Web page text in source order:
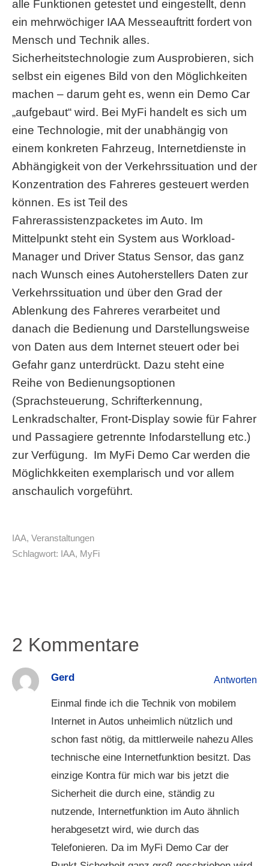
alle Funktionen getestet und eingestellt, denn
ein mehrwöchiger IAA Messeauftritt fordert von
Mensch und Technik alles.
Sicherheitstechnologie zum Ausprobieren, sich
selbst ein eigenes Bild von den Möglichkeiten
machen – darum geht es, wenn ein Demo Car
„aufgebaut“ wird. Bei MyFi handelt es sich um
eine Technologie, mit der unabhängig von
einem konkreten Fahrzeug, Internetdienste in
Abhängigkeit von der Verkehrssituation und der
Konzentration des Fahreres gesteuert werden
können. Es ist Teil des
Fahrerassistenzpacketes im Auto. Im
Mittelpunkt steht ein System aus Workload-
Manager und Driver Status Sensor, das ganz
nach Wunsch eines Autoherstellers Daten zur
Verkehrssituation und über den Grad der
Ablenkung des Fahreres verarbeitet und
danach die Bedienung und Darstellungsweise
von Daten aus dem Internet steuert oder bei
Gefahr ganz unterdrückt. Dazu steht eine
Reihe von Bedienungsoptionen
(Sprachsteuerung, Schrifterkennung,
Lenkradschalter, Front-Display sowie für Fahrer
und Passagiere getrennte Infodarstellung etc.)
zur Verfügung. Im MyFi Demo Car werden die
Möglichkkeiten exemplarisch und vor allem
anschaulich vorgeführt.
IAA, Veranstaltungen
Schlagwort: IAA, MyFi
2 Kommentare
Gerd Antworten
Einmal finde ich die Technik von mobilem
Internet in Autos unheimlich nützlich und
schon fast nötig, da mittlerweile nahezu Alles
technische eine Internetfunktion besitzt. Das
einzige Kontra für mich war bis jetzt die
Sicherheit die durch eine, ständig zu
nutzende, Internetfunktion im Auto ähnlich
herabgesetzt wird, wie durch das
Telefonieren. Da im MyFi Demo Car der